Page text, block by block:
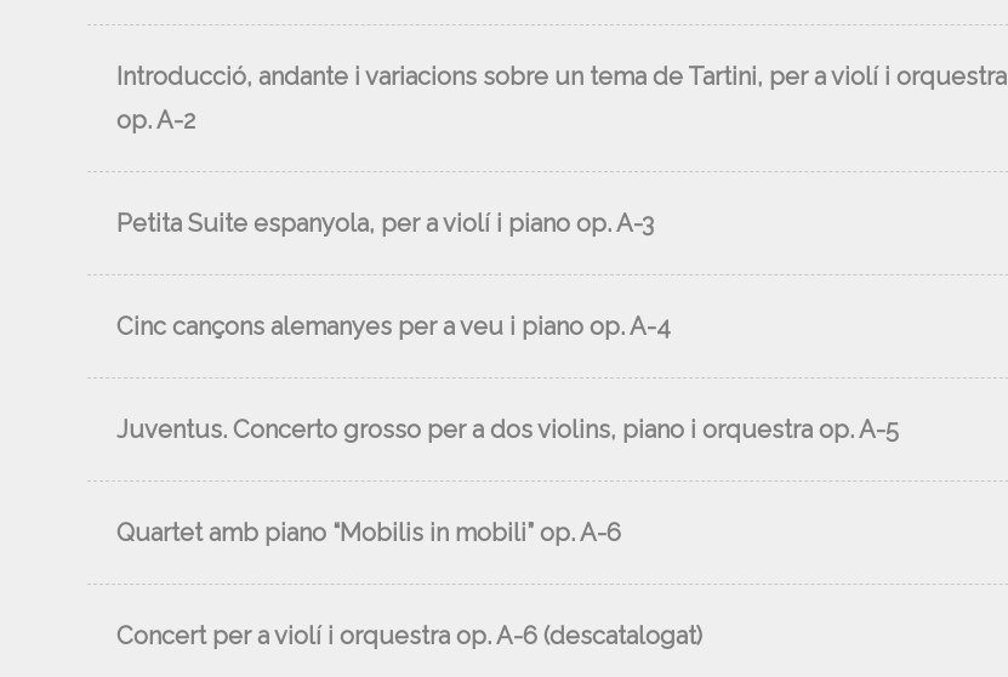
Introducció, andante i variacions sobre un tema de Tartini, per a violí i orquestra
op. A-2
Petita Suite espanyola, per a violí i piano op. A-3
Cinc cançons alemanyes per a veu i piano op. A-4
Juventus. Concerto grosso per a dos violins, piano i orquestra op. A-5
Quartet amb piano “Mobilis in mobili” op. A-6
Concert per a violí i orquestra op. A-6 (descatalogat)